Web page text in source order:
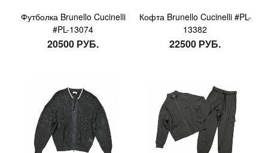
Футболка Brunello Cucinelli
#PL-13074
20500 РУБ.
Кофта Brunello Cucinelli #PL-
13382
22500 РУБ.